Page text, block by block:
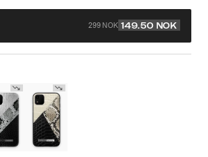
299 NOK 149.50 NOK